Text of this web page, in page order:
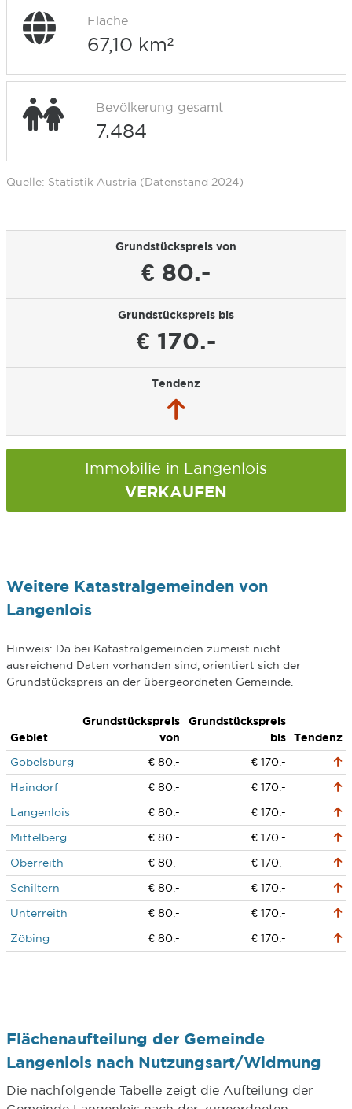
Fläche
67,10 km²
Bevölkerung gesamt
7.484
Quelle: Statistik Austria (Datenstand 2024)
Grundstückspreis von
€ 80.-
Grundstückspreis bis
€ 170.-
Tendenz
Immobilie in Langenlois
VERKAUFEN
Weitere Katastralgemeinden von
Langenlois
Hinweis: Da bei Katastralgemeinden zumeist nicht
ausreichend Daten vorhanden sind, orientiert sich der
Grundstückspreis an der übergeordneten Gemeinde.
Gebiet
Grundstückspreis
von
Grundstückspreis
bis
Tendenz
Gobelsburg
€ 80.-
€ 170.-
Haindorf
€ 80.-
€ 170.-
Langenlois
€ 80.-
€ 170.-
Mittelberg
€ 80.-
€ 170.-
Oberreith
€ 80.-
€ 170.-
Schiltern
€ 80.-
€ 170.-
Unterreith
€ 80.-
€ 170.-
Zöbing
€ 80.- € 170.-
Flächenaufteilung der Gemeinde
Langenlois nach Nutzungsart/Widmung
Die nachfolgende Tabelle zeigt die Aufteilung der